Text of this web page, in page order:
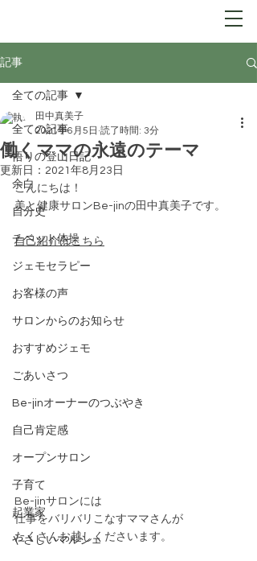
記事
全ての記事
悟りの登山日記
余白
自分史
チベット体操
ジェモセラピー
お客様の声
サロンからのお知らせ
おすすめジェモ
ごあいさつ
Be-jinオーナーのつぶやき
自己肯定感
オープンサロン
子育て
起業家
やさしいマルシェ
全ての記事
働くママの永遠のテーマ
田中真美子
2021年6月5日 読了時間: 3分
更新日： 2021年8月23日
こんにちは！
美と健康サロンBe-jinの田中真美子です。
自己紹介はこちら
Be-jinサロンには
仕事をバリバリこなすママさんが
たくさんお越しくださいます。